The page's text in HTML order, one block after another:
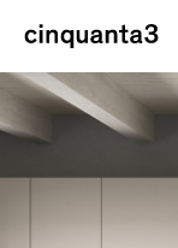
Cinquanta3